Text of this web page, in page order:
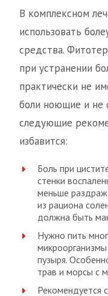
В комплексном
использовать
средства.
при устранении
практически не
боли ноющие и не
следующие
избавится:
Боль при
стенки
меньше
из рациона
должна быть
Нужно пить
пузыря.
трав и морсы с
Рекомендуется